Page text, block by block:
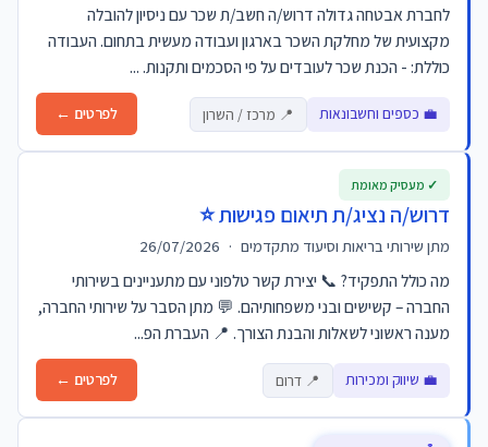
לחברת אבטחה גדולה דרוש/ה חשב/ת שכר עם ניסיון להובלה
מקצועית של מחלקת השכר בארגון ועבודה מעשית בתחום. העבודה
כוללת: - הכנת שכר לעובדים על פי הסכמים ותקנות. ...
💼 כספים וחשבונאות 📍 מרכז / השרון לפרטים ←
דרוש/ה נציג/ת תיאום פגישות ⭐
מתן שירותי בריאות וסיעוד מתקדמים ·
מה כולל התפקיד? 📞 יצירת קשר טלפוני עם מתעניינים בשירותי
החברה – קשישים ובני משפחותיהם. 💬 מתן הסבר על שירותי החברה,
מענה ראשוני לשאלות והבנת הצורך. 📍 העברת הפ...
💼 שיווק ומכירות 📍 דרום לפרטים ←
✓ מעסיק מאומת